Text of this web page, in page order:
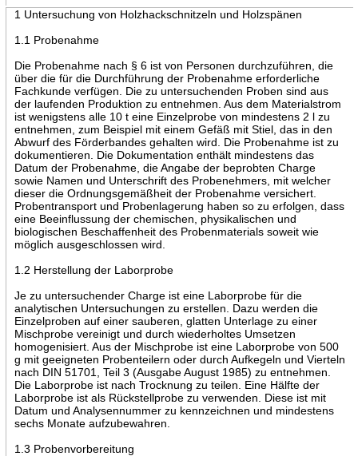
1 Untersuchung von Holzhackschnitzeln und Holzspänen
1.1 Probenahme
Die Probenahme nach § 6 ist von Personen durchzuführen, die
über die für die Durchführung der Probenahme erforderliche
Fachkunde verfügen. Die zu untersuchenden Proben sind aus
der laufenden Produktion zu entnehmen. Aus dem Materialstrom
ist wenigstens alle 10 t eine Einzelprobe von mindestens 2 l zu
entnehmen, zum Beispiel mit einem Gefäß mit Stiel, das in den
Abwurf des Förderbandes gehalten wird. Die Probenahme ist zu
dokumentieren. Die Dokumentation enthält mindestens das
Datum der Probenahme, die Angabe der beprobten Charge
sowie Namen und Unterschrift des Probenehmers, mit welcher
dieser die Ordnungsgemäßheit der Probenahme versichert.
Probentransport und Probenlagerung haben so zu erfolgen, dass
eine Beeinflussung der chemischen, physikalischen und
biologischen Beschaffenheit des Probenmaterials soweit wie
möglich ausgeschlossen wird.
1.2 Herstellung der Laborprobe
Je zu untersuchender Charge ist eine Laborprobe für die
analytischen Untersuchungen zu erstellen. Dazu werden die
Einzelproben auf einer sauberen, glatten Unterlage zu einer
Mischprobe vereinigt und durch wiederholtes Umsetzen
homogenisiert. Aus der Mischprobe ist eine Laborprobe von 500
g mit geeigneten Probenteilern oder durch Aufkegeln und Vierteln
nach DIN 51701, Teil 3 (Ausgabe August 1985) zu entnehmen.
Die Laborprobe ist nach Trocknung zu teilen. Eine Hälfte der
Laborprobe ist als Rückstellprobe zu verwenden. Diese ist mit
Datum und Analysennummer zu kennzeichnen und mindestens
sechs Monate aufzubewahren.
1.3 Probenvorbereitung